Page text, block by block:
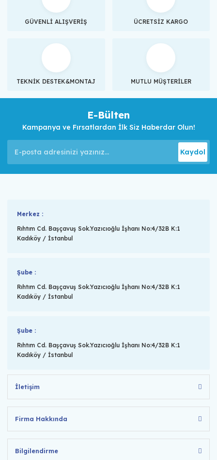
GÜVENLİ ALIŞVERİŞ ÜCRETSİZ KARGO
TEKNİK DESTEK&MONTAJ MUTLU MÜŞTERİLER
E-Bülten
Kampanya ve Fırsatlardan İlk Siz Haberdar Olun!
Kaydol
Merkez :
Rıhtım Cd. Başçavuş Sok.Yazıcıoğlu İşhanı No:4/32B K:1
Kadıköy / İstanbul
Şube :
Rıhtım Cd. Başçavuş Sok.Yazıcıoğlu İşhanı No:4/32B K:1
Kadıköy / İstanbul
Şube :
Rıhtım Cd. Başçavuş Sok.Yazıcıoğlu İşhanı No:4/32B K:1
Kadıköy / İstanbul
İletişim
Firma Hakkında
Bilgilendirme